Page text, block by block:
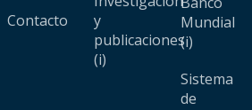
Contacto
y
publicaciones
(i)
Mundial
(i)
Sistema
de